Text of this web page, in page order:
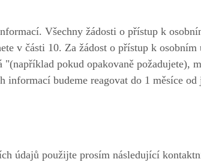
Všechny žádosti o přístup k
v části 10. Za žádost o přístup k osobním
"(například pokud opakovaně požadujete),
budeme reagovat do 1 měsíce od
údajů použijte prosím následující